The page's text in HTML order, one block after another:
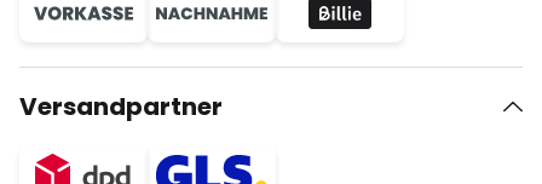
Versandpartner